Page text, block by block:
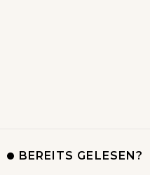
BEREITS GELESEN?